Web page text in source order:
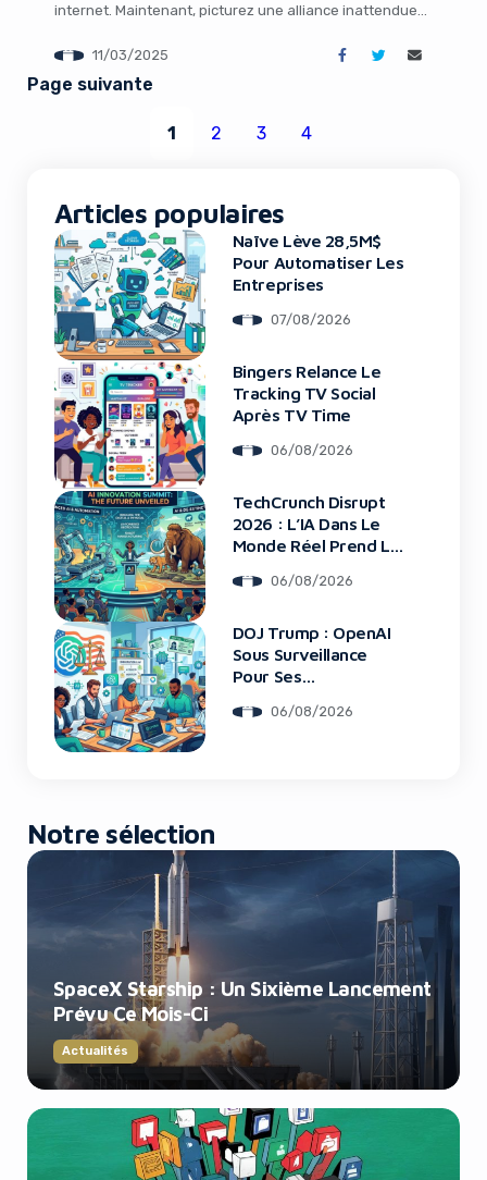
internet. Maintenant, picturez une alliance inattendue
spatiale visionnaire dirigée par Elon Musk. Ce n’est pas
de la science-fiction, mais bien la réalité qui se dessine
11/03/2025
1 2 3 4
Page suivante
Articles populaires
Naïve Lève 28,5M$
Pour Automatiser Les
Entreprises
07/08/2026
Bingers Relance Le
Tracking TV Social
Après TV Time
06/08/2026
TechCrunch Disrupt
2026 : L’IA Dans Le
Monde Réel Prend La
06/08/2026
DOJ Trump : OpenAI
Sous Surveillance
Pour Ses
06/08/2026
Notre sélection
SpaceX Starship : Un Sixième Lancement
Prévu Ce Mois-Ci
Actualités